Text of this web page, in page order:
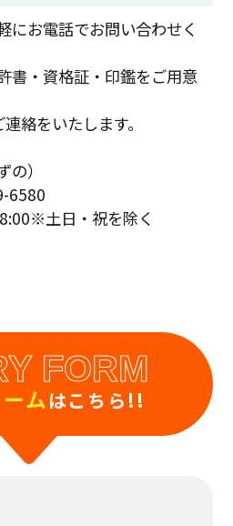
お電話でお問い合わせく
書・資格証・印鑑をご用意
絡をいたします。
）
6580
土日・祝を除く
FORM
ムはこちら!!